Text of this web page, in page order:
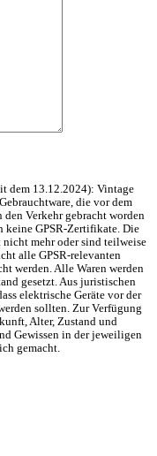
dem 13.12.2024): Vintage
die vor dem
Verkehr gebracht worden
keine GPSR-Zertifikate. Die
mehr oder sind teilweise
alle GPSR-relevanten
werden. Alle Waren werden
gesetzt. Aus juristischen
elektrische Geräte vor der
sollten. Zur Verfügung
Alter, Zustand und
Gewissen in der jeweiligen
gemacht.